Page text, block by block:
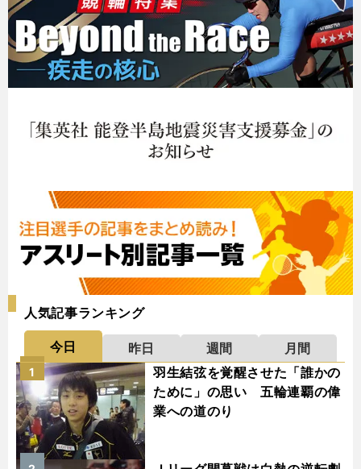
人気記事ランキング
今日 昨日 週間
月間
羽生結弦を覚醒させた「誰かの
ために」の思い 五輪連覇の偉
業への道のり
1